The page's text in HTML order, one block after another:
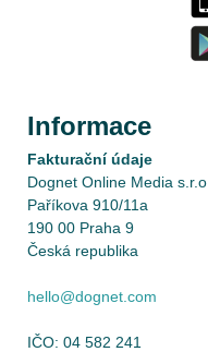
Informace
Fakturační údaje
Dognet Online Media s.r.o
Paříkova 910/11a
190 00 Praha 9
Česká republika
hello@dognet.com
IČO: 04 582 241